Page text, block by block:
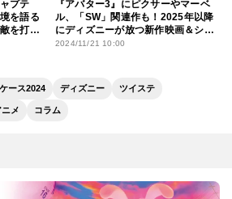
プテ
を語る
を打ち
『アバター3』にピクサーやマーベ
ル、「SW」関連作も！2025年以降
にディズニーが放つ新作映画＆シ
リーズが続々発表
2024/11/21 10:00
ース2024 ディズニー ツイステ
ニメ コラム